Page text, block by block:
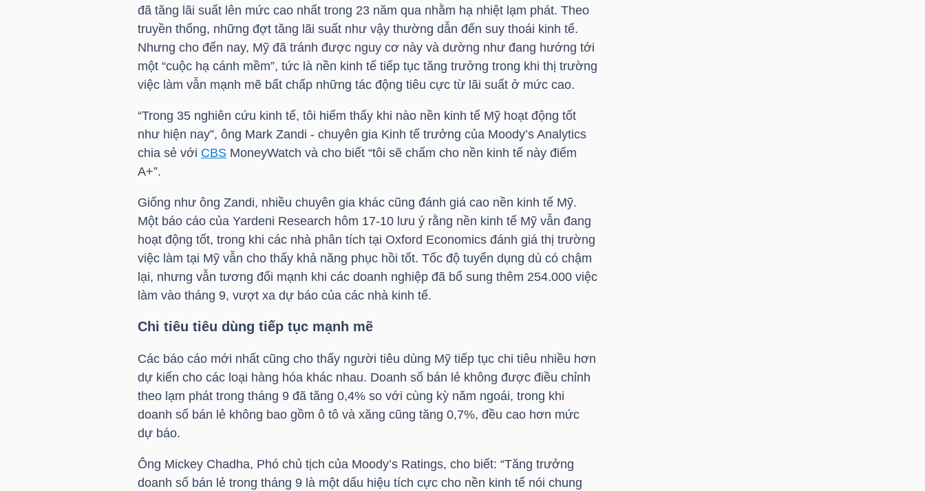
đã tăng lãi suất lên mức cao nhất trong 23 năm qua nhằm hạ nhiệt lạm phát. Theo
truyền thống, những đợt tăng lãi suất như vậy thường dẫn đến suy thoái kinh tế.
Nhưng cho đến nay, Mỹ đã tránh được nguy cơ này và dường như đang hướng tới
một “cuộc hạ cánh mềm”, tức là nền kinh tế tiếp tục tăng trưởng trong khi thị trường
việc làm vẫn mạnh mẽ bất chấp những tác động tiêu cực từ lãi suất ở mức cao.
“Trong 35 nghiên cứu kinh tế, tôi hiếm thấy khi nào nền kinh tế Mỹ hoạt động tốt
như hiện nay”, ông Mark Zandi - chuyên gia Kinh tế trưởng của Moody’s Analytics
chia sẻ với CBSMoneyWatch và cho biết “tôi sẽ chấm cho nền kinh tế này điểm
A+”.
Giống như ông Zandi, nhiều chuyên gia khác cũng đánh giá cao nền kinh tế Mỹ.
Một báo cáo của Yardeni Research hôm 17-10 lưu ý rằng nền kinh tế Mỹ vẫn đang
hoạt động tốt, trong khi các nhà phân tích tại Oxford Economics đánh giá thị trường
việc làm tại Mỹ vẫn cho thấy khả năng phục hồi tốt. Tốc độ tuyển dụng dù có chậm
lại, nhưng vẫn tương đối mạnh khi các doanh nghiệp đã bổ sung thêm 254.000 việc
làm vào tháng 9, vượt xa dự báo của các nhà kinh tế.
Chi tiêu tiêu dùng tiếp tục mạnh mẽ
Các báo cáo mới nhất cũng cho thấy người tiêu dùng Mỹ tiếp tục chi tiêu nhiều hơn
dự kiến cho các loại hàng hóa khác nhau. Doanh số bán lẻ không được điều chỉnh
theo lạm phát trong tháng 9 đã tăng 0,4% so với cùng kỳ năm ngoái, trong khi
doanh số bán lẻ không bao gồm ô tô và xăng cũng tăng 0,7%, đều cao hơn mức
dự báo.
Ông Mickey Chadha, Phó chủ tịch của Moody’s Ratings, cho biết: “Tăng trưởng
doanh số bán lẻ trong tháng 9 là một dấu hiệu tích cực cho nền kinh tế nói chung